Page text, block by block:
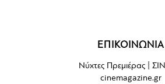
ΕΠΙΚΟΙΝΩΝΙΑ
Νύχτες Πρεμιέρας |
cinemagazine.gr